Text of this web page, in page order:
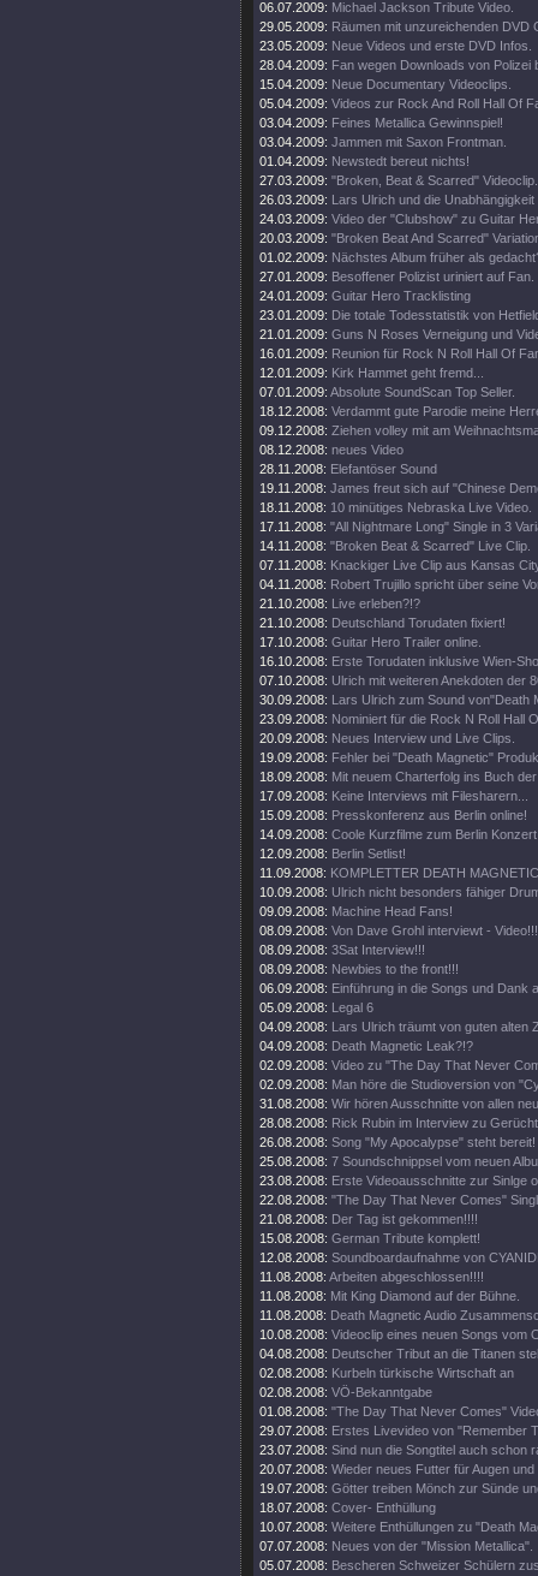
06.07.2009: Michael Jackson Tribute Video.
29.05.2009: Räumen mit unzureichenden DVD
23.05.2009: Neue Videos und erste DVD Infos.
28.04.2009: Fan wegen Downloads von Polizei
15.04.2009: Neue Documentary Videoclips.
05.04.2009: Videos zur Rock And Roll Hall Of
03.04.2009: Feines Metallica Gewinnspiel!
03.04.2009: Jammen mit Saxon Frontman.
01.04.2009: Newstedt bereut nichts!
27.03.2009: "Broken, Beat & Scarred" Videoclip.
26.03.2009: Lars Ulrich und die Unabhängigkeit
24.03.2009: Video der "Clubshow" zu Guitar
20.03.2009: "Broken Beat And Scarred"
01.02.2009: Nächstes Album früher als
27.01.2009: Besoffener Polizist uriniert auf Fan.
24.01.2009: Guitar Hero Tracklisting
23.01.2009: Die totale Todesstatistik von
21.01.2009: Guns N Roses Verneigung und
16.01.2009: Reunion für Rock N Roll Hall Of
12.01.2009: Kirk Hammet geht fremd...
07.01.2009: Absolute SoundScan Top Seller.
18.12.2008: Verdammt gute Parodie meine
09.12.2008: Ziehen volley mit am
08.12.2008: neues Video
28.11.2008: Elefantöser Sound
19.11.2008: James freut sich auf "Chinese
18.11.2008: 10 minütiges Nebraska Live Video.
17.11.2008: "All Nightmare Long" Single in 3
14.11.2008: "Broken Beat & Scarred" Live Clip.
07.11.2008: Knackiger Live Clip aus Kansas
04.11.2008: Robert Trujillo spricht über seine
21.10.2008: Live erleben?!?
21.10.2008: Deutschland Torudaten fixiert!
17.10.2008: Guitar Hero Trailer online.
16.10.2008: Erste Torudaten inklusive Wien-
07.10.2008: Ulrich mit weiteren Anekdoten der
30.09.2008: Lars Ulrich zum Sound von"Death
23.09.2008: Nominiert für die Rock N Roll Hall
20.09.2008: Neues Interview und Live Clips.
19.09.2008: Fehler bei "Death Magnetic"
18.09.2008: Mit neuem Charterfolg ins Buch
17.09.2008: Keine Interviews mit Filesharern...
15.09.2008: Presskonferenz aus Berlin online!
14.09.2008: Coole Kurzfilme zum Berlin
12.09.2008: Berlin Setlist!
11.09.2008: KOMPLETTER DEATH
10.09.2008: Ulrich nicht besonders fähiger
09.09.2008: Machine Head Fans!
08.09.2008: Von Dave Grohl interviewt - Video!!!
08.09.2008: 3Sat Interview!!!
08.09.2008: Newbies to the front!!!
06.09.2008: Einführung in die Songs und Dank
05.09.2008: Legal 6
04.09.2008: Lars Ulrich träumt von guten alten
04.09.2008: Death Magnetic Leak?!?
02.09.2008: Video zu "The Day That Never
02.09.2008: Man höre die Studioversion von
31.08.2008: Wir hören Ausschnitte von allen
28.08.2008: Rick Rubin im Interview zu
26.08.2008: Song "My Apocalypse" steht bereit!
25.08.2008: 7 Soundschnippsel vom neuen
23.08.2008: Erste Videoausschnitte zur Sinlge
22.08.2008: "The Day That Never Comes"
21.08.2008: Der Tag ist gekommen!!!!
15.08.2008: German Tribute komplett!
12.08.2008: Soundboardaufnahme von
11.08.2008: Arbeiten abgeschlossen!!!!
11.08.2008: Mit King Diamond auf der Bühne.
11.08.2008: Death Magnetic Audio
10.08.2008: Videoclip eines neuen Songs vom
04.08.2008: Deutscher Tribut an die Titanen
02.08.2008: Kurbeln türkische Wirtschaft an
02.08.2008: VÖ-Bekanntgabe
01.08.2008: "The Day That Never Comes"
29.07.2008: Erstes Livevideo von "Remember
23.07.2008: Sind nun die Songtitel auch schon
20.07.2008: Wieder neues Futter für Augen
19.07.2008: Götter treiben Mönch zur Sünde
18.07.2008: Cover- Enthüllung
10.07.2008: Weitere Enthüllungen zu "Death
07.07.2008: Neues von der "Mission Metallica".
05.07.2008: Bescheren Schweizer Schülern